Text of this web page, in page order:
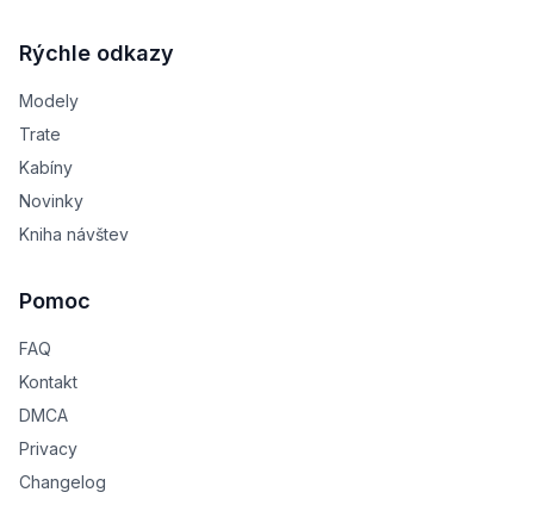
Rýchle odkazy
Modely
Trate
Kabíny
Novinky
Kniha návštev
Pomoc
FAQ
Kontakt
DMCA
Privacy
Changelog